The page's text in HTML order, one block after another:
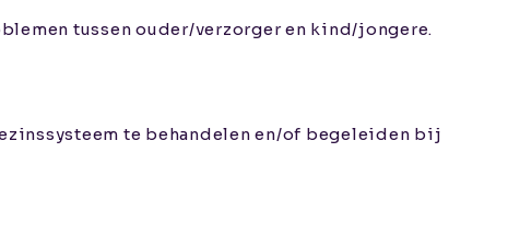
tussen ouder/verzorger en kind/jongere.
te behandelen en/of begeleiden bij